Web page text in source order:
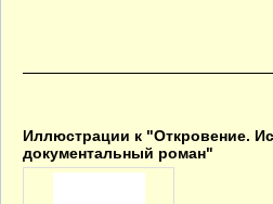
Иллюстрации к "Откровение.
документальный роман"